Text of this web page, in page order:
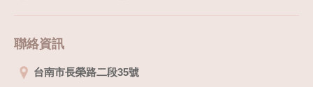
聯絡資訊
台南市長榮路二段35號